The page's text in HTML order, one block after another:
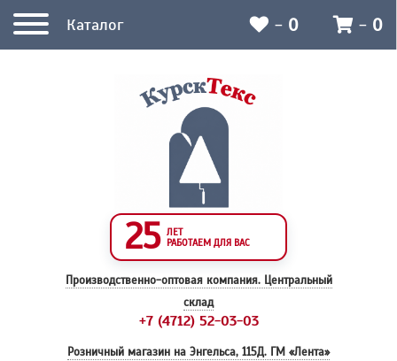
25 ЛЕТ
РАБОТАЕМ ДЛЯ ВАС
Производственно-оптовая компания. Центральный
склад
+7 (4712) 52-03-03
Розничный магазин на Энгельса, 115Д. ГМ «Лента»
Каталог - 0 - 0